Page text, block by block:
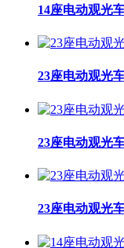
14座电动观光
23座电动观光
23座电动观光
23座电动观光